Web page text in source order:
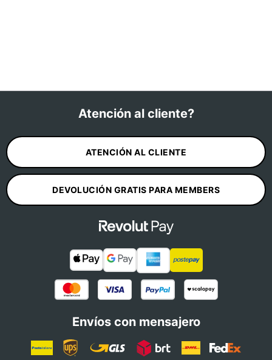
Atención al cliente?
ATENCIÓN AL CLIENTE
DEVOLUCIÓN GRATIS PARA MEMBERS
Envíos con mensajero